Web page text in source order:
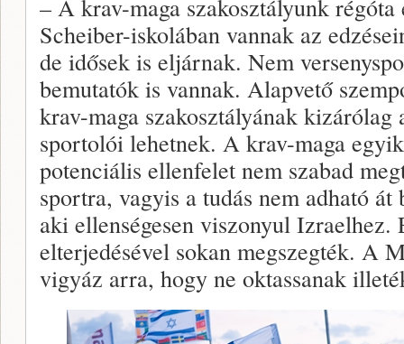
– A krav-maga szakosztályunk
Scheiber-iskolában vannak az
de idősek is eljárnak. Nem
bemutatók is vannak. Alapvető
krav-maga szakosztályának kizárólag
sportolói lehetnek. A krav-maga
potenciális ellenfelet nem szabad
sportra, vagyis a tudás nem adható
aki ellenségesen viszonyul Izraelhez.
elterjedésével sokan megszegték. A
vigyáz arra, hogy ne oktassanak